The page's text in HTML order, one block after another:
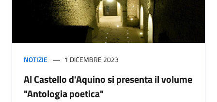
NOTIZIE 1 DICEMBRE 2023
Al Castello d'Aquino si presenta il volume
"Antologia poetica"